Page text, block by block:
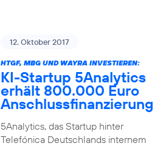
12. Oktober 2017
HTGF, MBG UND WAYRA INVESTIEREN:
KI-Startup 5Analytics
erhält 800.000 Euro
Anschlussfinanzierung
5Analytics, das Startup hinter
Telefónica Deutschlands internem